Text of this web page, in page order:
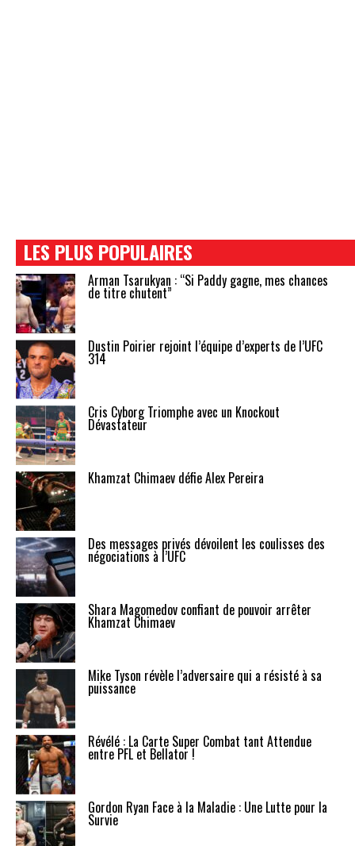
LES PLUS POPULAIRES
Arman Tsarukyan : “Si Paddy gagne, mes chances
de titre chutent”
Dustin Poirier rejoint l’équipe d’experts de l’UFC
314
Cris Cyborg Triomphe avec un Knockout
Dévastateur
Khamzat Chimaev défie Alex Pereira
Des messages privés dévoilent les coulisses des
négociations à l’UFC
Shara Magomedov confiant de pouvoir arrêter
Khamzat Chimaev
Mike Tyson révèle l’adversaire qui a résisté à sa
puissance
Révélé : La Carte Super Combat tant Attendue
entre PFL et Bellator !
Gordon Ryan Face à la Maladie : Une Lutte pour la
Survie